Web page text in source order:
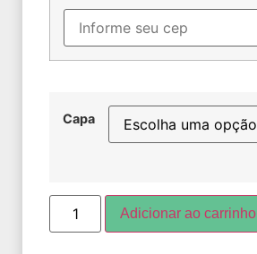
Capa
Adicionar ao carrinho